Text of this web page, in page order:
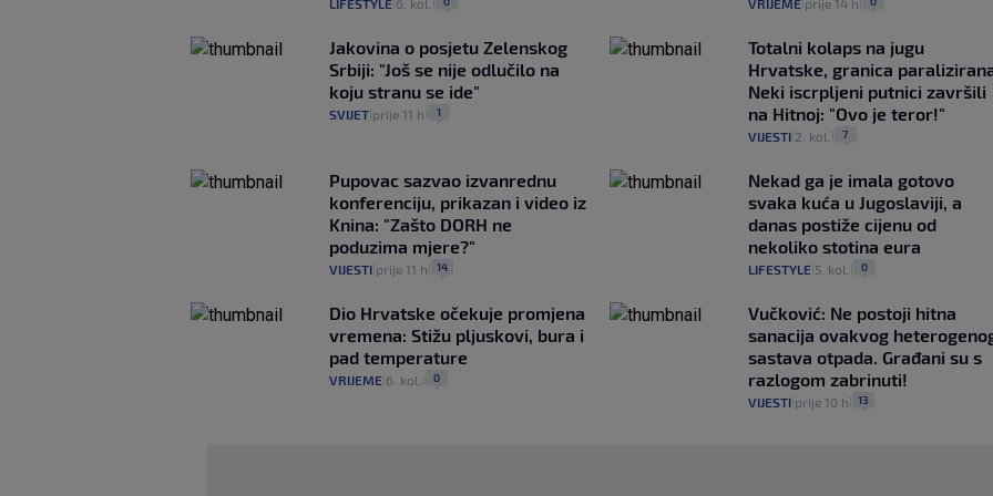
Jakovina o posjetu Zelenskog
Srbiji: "Još se nije odlučilo na
koju stranu se ide"
SVIJET prije 11 h 1
Totalni kolaps na jugu
Hrvatske, granica
Neki iscrpljeni putnici završili
na Hitnoj: "Ovo je teror!"
VIJESTI| 2. kol. 7
Pupovac sazvao izvanrednu
konferenciju, prikazan i video iz
Knina: "Zašto DORH ne
poduzima mjere?"
VIJESTI prije 11 h 14
Nekad ga je imala gotovo
svaka kuća u Jugoslaviji, a
danas postiže cijenu od
nekoliko stotina eura
LIFESTYLE| 5. kol. 0
Dio Hrvatske očekuje promjena
vremena: Stižu pljuskovi, bura i
pad temperature
VRIJEME 6. kol. 0
Vučković: Ne postoji hitna
sanacija ovakvog
sastava otpada. Građani su s
razlogom zabrinuti!
VIJESTI| prije 10 h 13